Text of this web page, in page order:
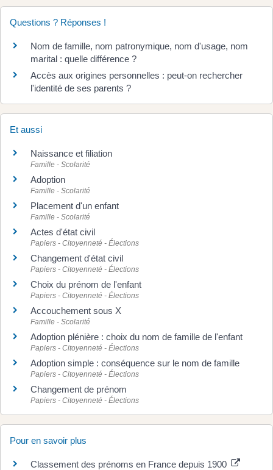
Questions ? Réponses !
Nom de famille, nom patronymique, nom d'usage, nom
marital : quelle différence ?
Accès aux origines personnelles : peut-on rechercher
l'identité de ses parents ?
Et aussi
Naissance et filiation
Famille - Scolarité
Adoption
Famille - Scolarité
Placement d'un enfant
Famille - Scolarité
Actes d'état civil
Papiers - Citoyenneté - Élections
Changement d'état civil
Papiers - Citoyenneté - Élections
Choix du prénom de l'enfant
Papiers - Citoyenneté - Élections
Accouchement sous X
Famille - Scolarité
Adoption plénière : choix du nom de famille de l'enfant
Papiers - Citoyenneté - Élections
Adoption simple : conséquence sur le nom de famille
Papiers - Citoyenneté - Élections
Changement de prénom
Papiers - Citoyenneté - Élections
Pour en savoir plus
Classement des prénoms en France depuis 1900